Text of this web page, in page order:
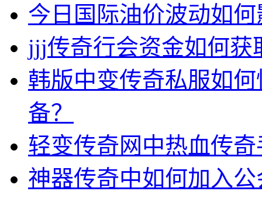
今日国际油价波动如
jjj传奇行会资金如何获
韩版中变传奇私服如
备？
轻变传奇网中热血传
神器传奇中如何加入公